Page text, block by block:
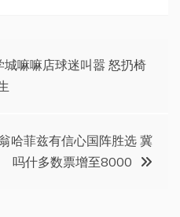
嘛嘛店球迷叫嚣 怒扔椅
哈菲兹有信心国阵胜选 冀
吗什多数票增至8000